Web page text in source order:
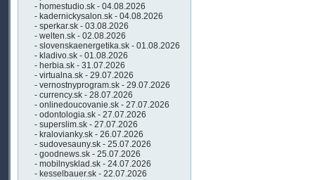
- homestudio.sk - 04.08.2026
- kadernickysalon.sk - 04.08.2026
- sperkar.sk - 03.08.2026
- welten.sk - 02.08.2026
- slovenskaenergetika.sk - 01.08.2026
- kladivo.sk - 01.08.2026
- herbia.sk - 31.07.2026
- virtualna.sk - 29.07.2026
- vernostnyprogram.sk - 29.07.2026
- currency.sk - 28.07.2026
- onlinedoucovanie.sk - 27.07.2026
- odontologia.sk - 27.07.2026
- superslim.sk - 27.07.2026
- kralovianky.sk - 26.07.2026
- sudovesauny.sk - 25.07.2026
- goodnews.sk - 25.07.2026
- mobilnysklad.sk - 24.07.2026
- kesselbauer.sk - 22.07.2026